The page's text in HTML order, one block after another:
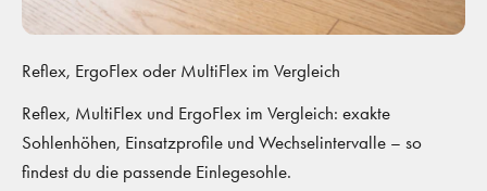
Reflex, ErgoFlex oder MultiFlex im Vergleich
Reflex, MultiFlex und ErgoFlex im Vergleich: exakte
Sohlenhöhen, Einsatzprofile und Wechselintervalle – so
findest du die passende Einlegesohle.